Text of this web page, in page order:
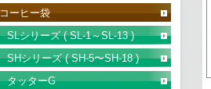
コーヒー袋
SLシリーズ ( SL-1～SL-13 )
SHシリーズ ( SH-5〜SH-18 )
タッターG